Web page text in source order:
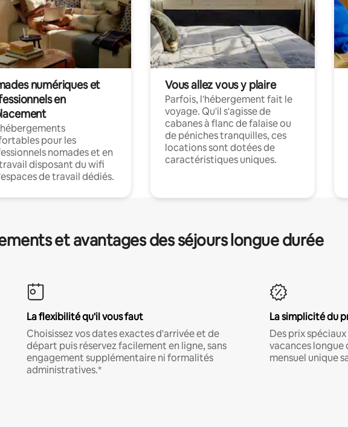
numériques et
en
pour les
nomades et en
disposant du wifi
de travail dédiés.
Vous allez vous y plaire
Parfois, l'hébergement fait le
voyage. Qu'il s'agisse de
cabanes à flanc de falaise ou
de péniches tranquilles, ces
locations sont dotées de
caractéristiques uniques.
et avantages des séjours longue durée
La flexibilité qu'il vous faut
Choisissez vos dates exactes d'arrivée et de
départ puis réservez facilement en ligne, sans
engagement supplémentaire ni formalités
administratives.*
La simplicité du
Des prix
vacances longue
mensuel unique